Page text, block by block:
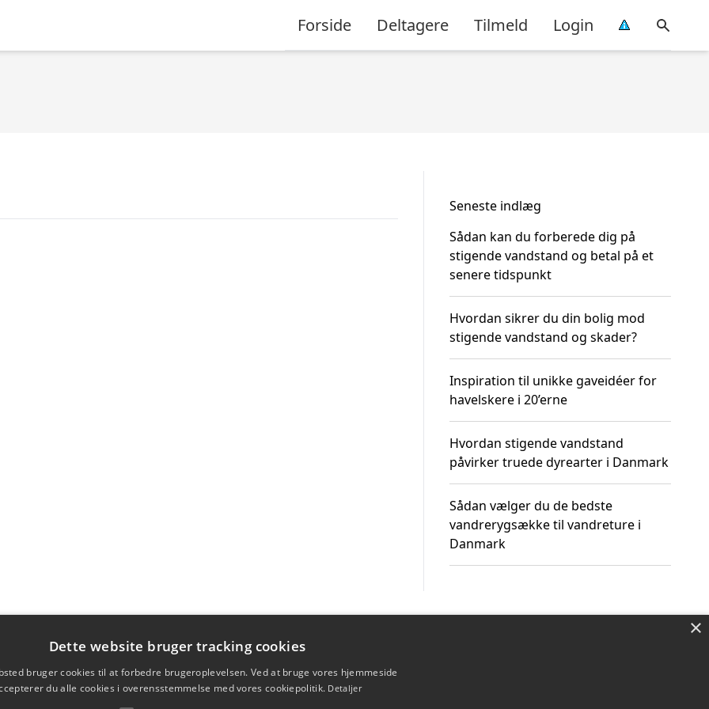
Forside Deltagere Tilmeld Login
Seneste indlæg
Sådan kan du forberede dig på
stigende vandstand og betal på et
senere tidspunkt
Hvordan sikrer du din bolig mod
stigende vandstand og skader?
Inspiration til unikke gaveidéer for
havelskere i 20’erne
Hvordan stigende vandstand
påvirker truede dyrearter i Danmark
Sådan vælger du de bedste
vandrerygsække til vandreture i
Danmark
×
Dette website bruger tracking cookies
bruger cookies til at forbedre brugeroplevelsen. Ved at bruge vores hjemmeside
du alle cookies i overensstemmelse med vores cookiepolitik. Detaljer